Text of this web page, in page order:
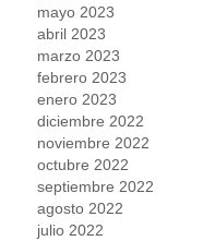
mayo 2023
abril 2023
marzo 2023
febrero 2023
enero 2023
diciembre 2022
noviembre 2022
octubre 2022
septiembre 2022
agosto 2022
julio 2022